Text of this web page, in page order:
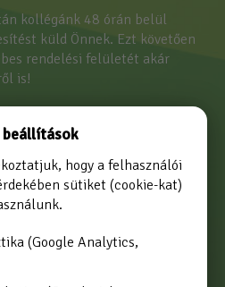
kollégánk 48 órán belül
küld Önnek. Ezt követően
rendelési felületét akár
is!
árak nettó nagykereskedelmi
viszonteladók részére
40.000,- Ft.
választja el.
hogy a felhasználói
sütiket (cookie-kat)
(Google Analytics,